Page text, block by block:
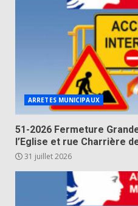
ARRETES MUNICIPAUX
51-2026 Fermeture
l’Eglise et rue Charrière
31 juillet 2026